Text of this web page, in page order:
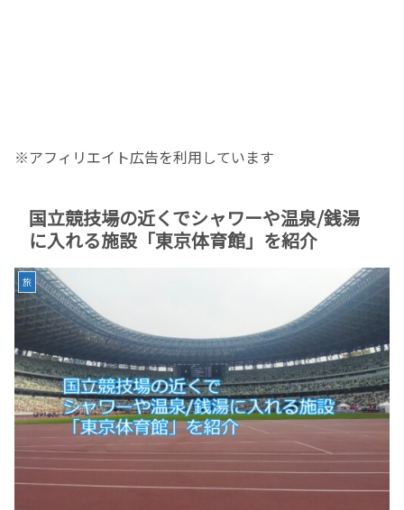
※アフィリエイト広告を利用しています
国立競技場の近くでシャワーや温泉/銭湯
に入れる施設「東京体育館」を紹介
旅